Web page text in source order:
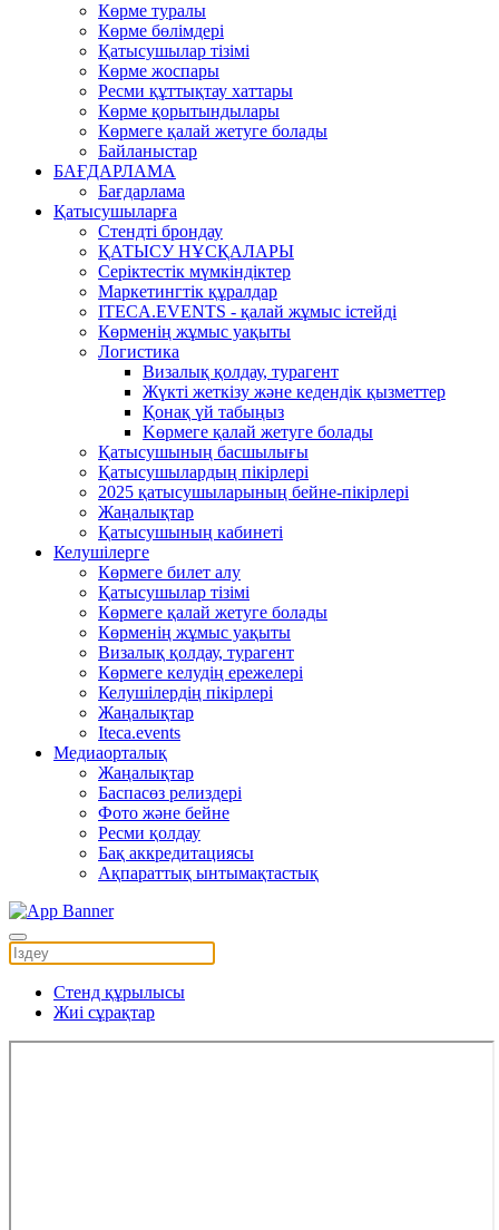
Көрме туралы
Көрме бөлімдері
Қатысушылар тізімі
Көрме жоспары
Ресми құттықтау хаттары
Көрме қорытындылары
Көрмеге қалай жетуге болады
Байланыстар
БАҒДАРЛАМА
Бағдарлама
Қатысушыларға
Стендті брондау
ҚАТЫСУ НҰСҚАЛАРЫ
Серіктестік мүмкіндіктер
Маркетингтік құралдар
ITECA.EVENTS - қалай жұмыс істейді
Көрменің жұмыс уақыты
Логистика
Визалық қолдау, турагент
Жүкті жеткізу және кедендік қызметтер
Қонақ үй табыңыз
Kөрмеге қалай жетуге болады
Қатысушының басшылығы
Қатысушылардың пікірлері
2025 қатысушыларының бейне-пікірлері
Жаңалықтар
Қатысушының кабинеті
Келушілерге
Көрмеге билет алу
Қатысушылар тізімі
Көрмеге қалай жетуге болады
Көрменің жұмыс уақыты
Визалық қолдау, турагент
Көрмеге келудің ережелері
Келушілердің пікірлері
Жаңалықтар
Iteca.events
Медиаорталық
Жаңалықтар
Баспасөз релиздері
Фото және бейне
Ресми қолдау
Бақ аккредитациясы
Ақпараттық ынтымақтастық
Стенд құрылысы
Жиі сұрақтар